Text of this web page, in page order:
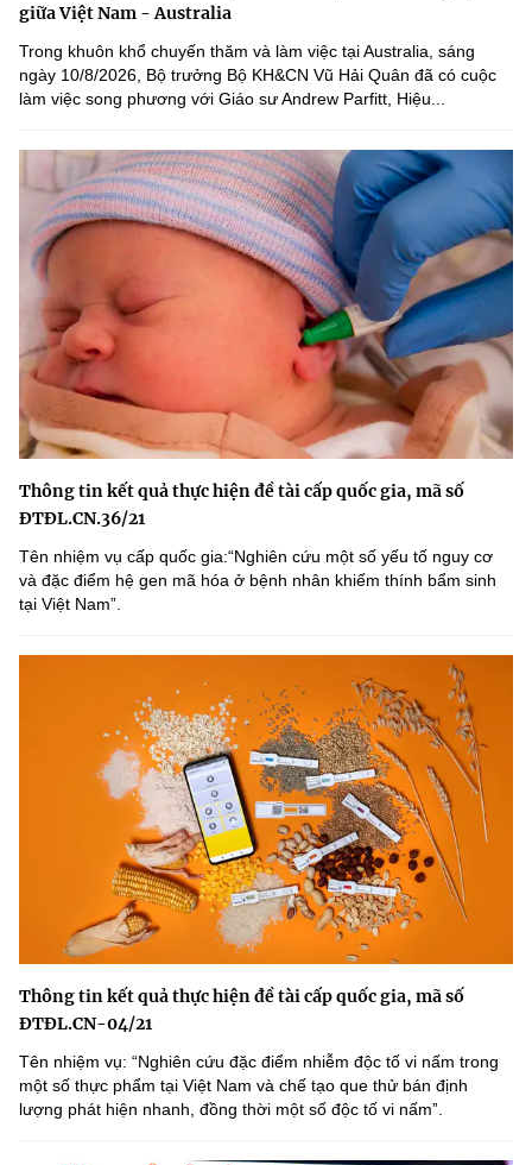
giữa Việt Nam - Australia
Trong khuôn khổ chuyến thăm và làm việc tại Australia, sáng
ngày 10/8/2026, Bộ trưởng Bộ KH&CN Vũ Hải Quân đã có cuộc
làm việc song phương với Giáo sư Andrew Parfitt, Hiệu...
Thông tin kết quả thực hiện đề tài cấp quốc gia, mã số
ĐTĐL.CN.36/21
Tên nhiệm vụ cấp quốc gia:“Nghiên cứu một số yếu tố nguy cơ
và đặc điểm hệ gen mã hóa ở bệnh nhân khiếm thính bẩm sinh
tại Việt Nam”.
Thông tin kết quả thực hiện đề tài cấp quốc gia, mã số
ĐTĐL.CN-04/21
Tên nhiệm vụ: “Nghiên cứu đặc điểm nhiễm độc tố vi nấm trong
một số thực phẩm tại Việt Nam và chế tạo que thử bán định
lượng phát hiện nhanh, đồng thời một số độc tố vi nấmˮ.